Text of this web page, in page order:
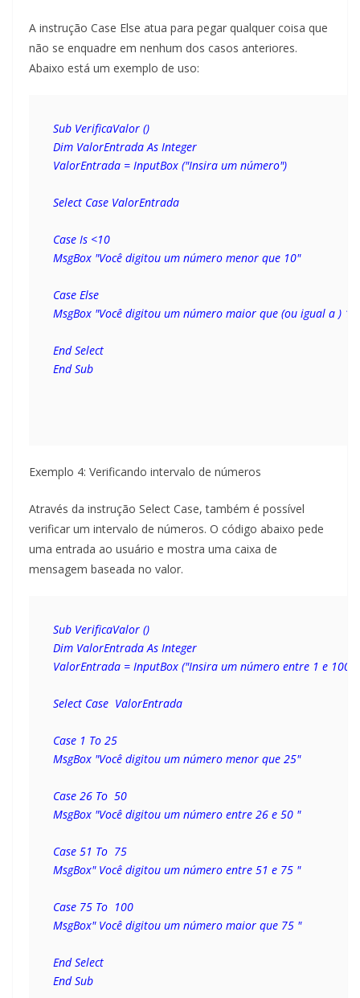
A instrução Case Else atua para pegar qualquer coisa que
não se enquadre em nenhum dos casos anteriores.
Abaixo está um exemplo de uso:
Sub VerificaValor ()
Dim ValorEntrada As Integer
ValorEntrada = InputBox ("Insira um número")
Select Case ValorEntrada
Case Is <10
MsgBox "Você digitou um número menor que 10"
Case Else
MsgBox "Você digitou um número maior que (ou igual a )
End Select
End Sub
Exemplo 4: Verificando intervalo de números
Através da instrução Select Case, também é possível
verificar um intervalo de números. O código abaixo pede
uma entrada ao usuário e mostra uma caixa de
mensagem baseada no valor.
Sub VerificaValor ()
Dim ValorEntrada As Integer
ValorEntrada = InputBox ("Insira um número entre 1 e 100")
Select Case  ValorEntrada
Case 1 To 25
MsgBox "Você digitou um número menor que 25"
Case 26 To  50
MsgBox "Você digitou um número entre 26 e 50 "
Case 51 To  75
MsgBox" Você digitou um número entre 51 e 75 "
Case 75 To  100
MsgBox" Você digitou um número maior que 75 "
End Select
End Sub